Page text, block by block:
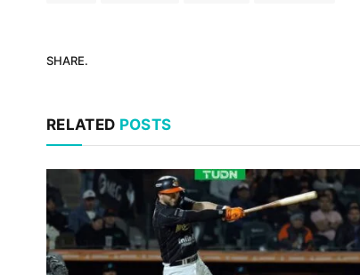
SHARE.
RELATED POSTS